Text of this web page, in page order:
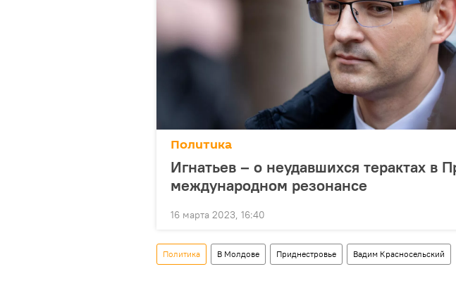
Политика
Игнатьев – о неудавшихся терактах в
международном резонансе
16 марта 2023, 16:40
Политика В Молдове Приднестровье Вадим Красносельский